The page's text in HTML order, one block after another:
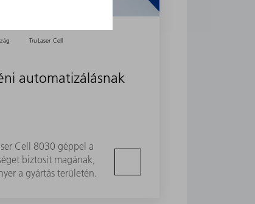
TruLaser Cell
automatizálásnak
Cell 8030 géppel a
biztosít magának,
a gyártás területén.